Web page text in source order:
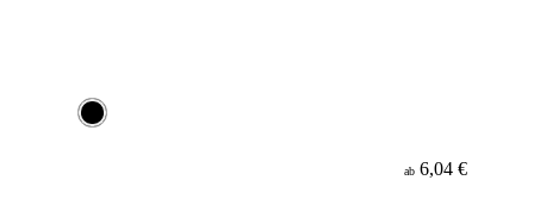
ab 6,04 €